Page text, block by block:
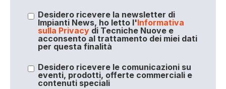
Desidero ricevere la newsletter di
Impianti News, ho letto l'Informativa
sulla Privacydi Tecniche Nuove e
acconsento al trattamento dei miei dati
per questa finalità
Desidero ricevere le comunicazioni su
eventi, prodotti, offerte commerciali e
contenuti speciali